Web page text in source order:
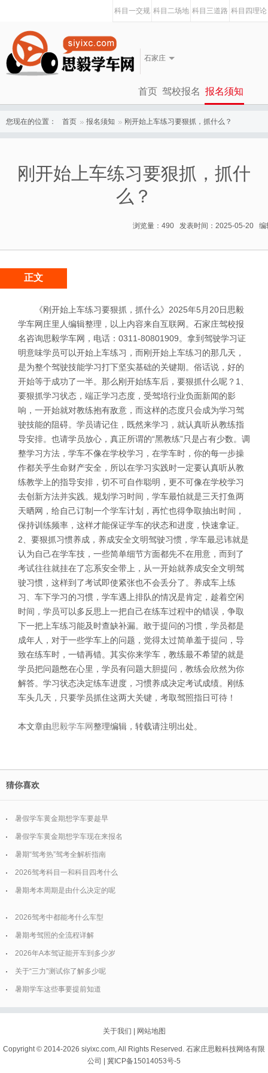
科目一交规 科目二场地 科目三道路 科目四理论
石家庄
首页 驾校报名 报名须知
您现在的位置： 首页 报名须知 刚开始上车练习要狠抓，抓什么？
刚开始上车练习要狠抓，抓什
么？
浏览量：490 发表时间：2025-05-20 编
正文
《刚开始上车练习要狠抓，抓什么》2025年5月20日思毅
学车网庄里人编辑整理，以上内容来自互联网。石家庄驾校报
名咨询思毅学车网，电话：0311-80801909。拿到驾驶学习证
明意味学员可以开始上车练习，而刚开始上车练习的那几天，
是为整个驾驶技能学习打下坚实基础的关键期。俗话说，好的
开始等于成功了一半。那么刚开始练车后，要狠抓什么呢？1、
要狠抓学习状态，端正学习态度，受驾培行业负面新闻的影
响，一开始就对教练抱有敌意，而这样的态度只会成为学习驾
驶技能的阻碍。学员请记住，既然来学习，就认真听从教练指
导安排。也请学员放心，真正所谓的“黑教练”只是占有少数。调
整学习方法，学车不像在学校学习，在学车时，你的每一步操
作都关乎生命财产安全，所以在学习实践时一定要认真听从教
练教学上的指导安排，切不可自作聪明，更不可像在学校学习
去创新方法并实践。规划学习时间，学车最怕就是三天打鱼两
天晒网，给自己订制一个学车计划，再忙也得争取抽出时间，
保持训练频率，这样才能保证学车的状态和进度，快速拿证。
2、要狠抓习惯养成，养成安全文明驾驶习惯，学车最忌讳就是
认为自己在学车技，一些简单细节方面都先不在用意，而到了
考试往往就挂在了忘系安全带上，从一开始就养成安全文明驾
驶习惯，这样到了考试即使紧张也不会丢分了。养成车上练
习、车下学习的习惯，学车遇上排队的情况是肯定，趁着空闲
时间，学员可以多反思上一把自己在练车过程中的错误，争取
下一把上车练习能及时查缺补漏。敢于提问的习惯，学员都是
成年人，对于一些学车上的问题，觉得太过简单羞于提问，导
致在练车时，一错再错。其实你来学车，教练最不希望的就是
学员把问题憋在心里，学员有问题大胆提问，教练会欣然为你
解答。学习状态决定练车进度，习惯养成决定考试成绩。刚练
车头几天，只要学员抓住这两大关键，考取驾照指日可待！
本文章由思毅学车网整理编辑，转载请注明出处。
猜你喜欢
暑假学车黄金期想学车要趁早
暑假学车黄金期想学车现在来报名
暑期“驾考热”驾考全解析指南
2026驾考科目一和科目四考什么
暑期考本周期是由什么决定的呢
2026驾考中都能考什么车型
暑期考驾照的全流程详解
2026年A本驾证能开车到多少岁
关于“三力”测试你了解多少呢
暑期学车这些事要提前知道
关于我们 网站地图
Copyright © 2014-2026 siyixc.com, All Rights Reserved. 石家庄思毅科技网络有限
公司 | 冀ICP备15014053号-5